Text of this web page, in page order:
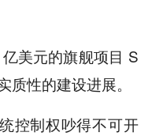
美元的旗舰项目 S
性的建设进展。
控制权吵得不可开